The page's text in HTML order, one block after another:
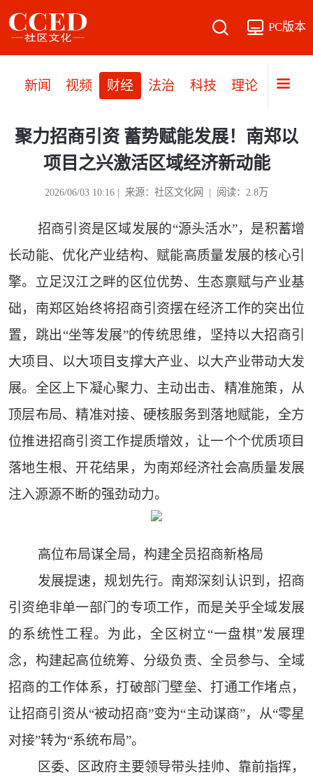
PC版本
新闻 视频 财经 法治 科技 理论 党建
聚力招商引资 蓄势赋能发展！南郑以
项目之兴激活区域经济新动能
2026/06/03 10:16 | 来源：社区文化网 | 阅读：2.8万
招商引资是区域发展的“源头活水”，是积蓄增
长动能、优化产业结构、赋能高质量发展的核心引
擎。立足汉江之畔的区位优势、生态禀赋与产业基
础，南郑区始终将招商引资摆在经济工作的突出位
置，跳出“坐等发展”的传统思维，坚持以大招商引
大项目、以大项目支撑大产业、以大产业带动大发
展。全区上下凝心聚力、主动出击、精准施策，从
顶层布局、精准对接、硬核服务到落地赋能，全方
位推进招商引资工作提质增效，让一个个优质项目
落地生根、开花结果，为南郑经济社会高质量发展
注入源源不断的强劲动力。
高位布局谋全局，构建全员招商新格局
发展提速，规划先行。南郑深刻认识到，招商
引资绝非单一部门的专项工作，而是关乎全域发展
的系统性工程。为此，全区树立“一盘棋”发展理
念，构建起高位统筹、分级负责、全员参与、全域
招商的工作体系，打破部门壁垒、打通工作堵点，
让招商引资从“被动招商”变为“主动谋商”，从“零星
对接”转为“系统布局”。
区委、区政府主要领导带头挂帅、靠前指挥，